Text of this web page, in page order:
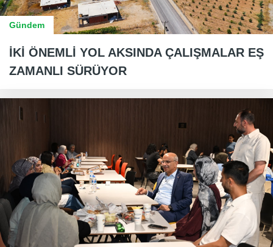
Gündem
İKİ ÖNEMLİ YOL AKSINDA ÇALIŞMALAR EŞ
ZAMANLI SÜRÜYOR